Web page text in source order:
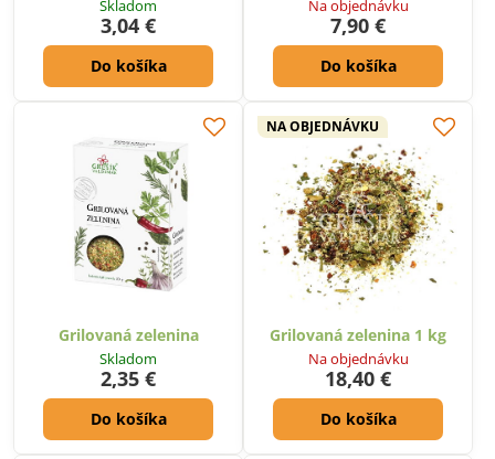
Skladom
3,04 €
Do košíka
Na objednávku
7,90 €
Do košíka
Grilovaná zelenina
Skladom
2,35 €
Do košíka
NA OBJEDNÁVKU
Grilovaná zelenina 1 kg
Na objednávku
18,40 €
Do košíka